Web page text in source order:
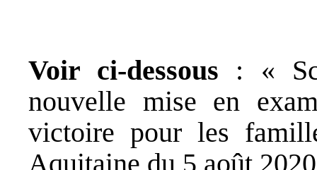
Voir ci-dessous : «
nouvelle mise en
victoire pour les
Aquitaine du 5 août